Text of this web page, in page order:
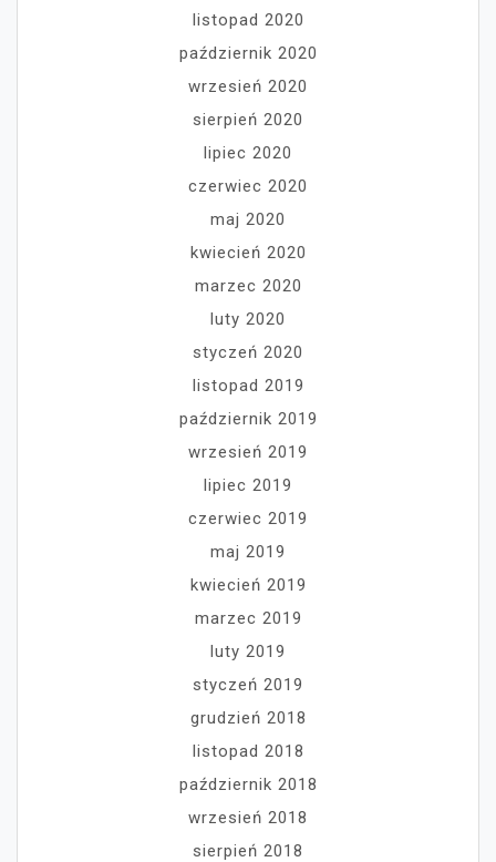
listopad 2020
październik 2020
wrzesień 2020
sierpień 2020
lipiec 2020
czerwiec 2020
maj 2020
kwiecień 2020
marzec 2020
luty 2020
styczeń 2020
listopad 2019
październik 2019
wrzesień 2019
lipiec 2019
czerwiec 2019
maj 2019
kwiecień 2019
marzec 2019
luty 2019
styczeń 2019
grudzień 2018
listopad 2018
październik 2018
wrzesień 2018
sierpień 2018